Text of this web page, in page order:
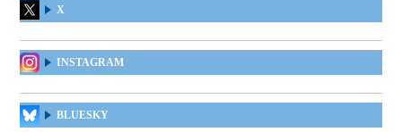
X
INSTAGRAM
BLUESKY